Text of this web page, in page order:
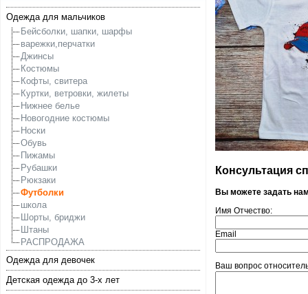
Одежда для мальчиков
Бейсболки, шапки, шарфы
варежки,перчатки
Джинсы
Костюмы
Кофты, свитера
Куртки, ветровки, жилеты
Нижнее белье
Новогодние костюмы
Носки
Обувь
Пижамы
Рубашки
Рюкзаки
Футболки
школа
Шорты, бриджи
Штаны
РАСПРОДАЖА
Одежда для девочек
Детская одежда до 3-х лет
Консультация
Вы можете задать
Имя Отчество:
Email
Ваш вопрос